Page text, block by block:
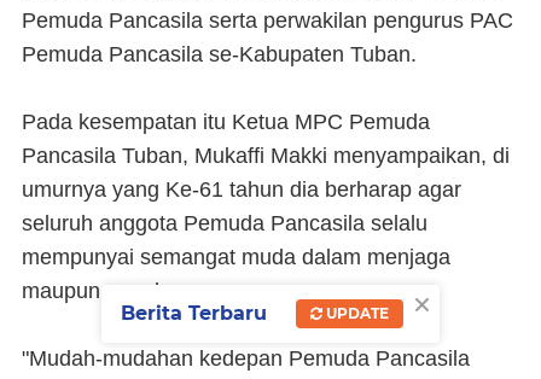
Pemuda Pancasila serta perwakilan pengurus PAC
Pemuda Pancasila se-Kabupaten Tuban.
Pada kesempatan itu Ketua MPC Pemuda
Pancasila Tuban, Mukaffi Makki menyampaikan, di
umurnya yang Ke-61 tahun dia berharap agar
seluruh anggota Pemuda Pancasila selalu
mempunyai semangat muda dalam menjaga
maupun membangun negara.
"Mudah-mudahan kedepan Pemuda Pancasila
×
Berita Terbaru UPDATE